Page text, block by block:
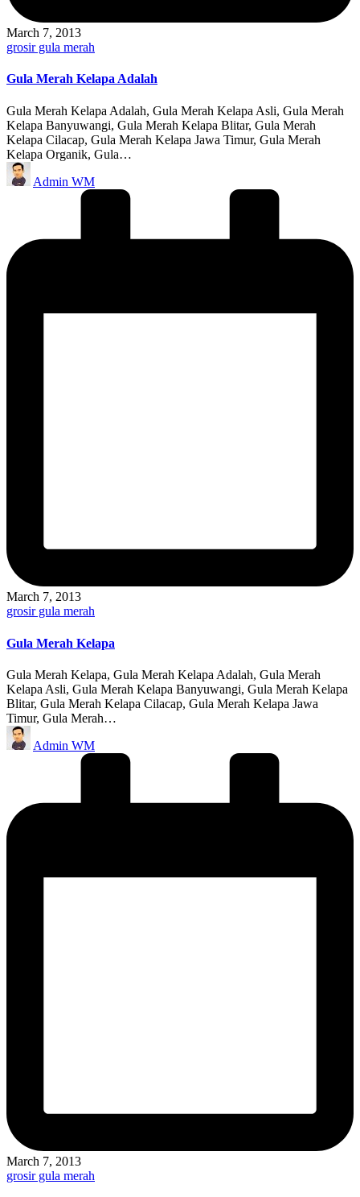
March 7, 2013
Posted
grosir gula merah
Gula Merah Kelapa Adalah
Gula Merah Kelapa Adalah, Gula Merah Kelapa Asli, Gula Merah
Kelapa Banyuwangi, Gula Merah Kelapa Blitar, Gula Merah
Kelapa Cilacap, Gula Merah Kelapa Jawa Timur, Gula Merah
Kelapa Organik, Gula…
Posted
by
Admin WM
March 7, 2013
Posted
grosir gula merah
Gula Merah Kelapa
Gula Merah Kelapa, Gula Merah Kelapa Adalah, Gula Merah
Kelapa Asli, Gula Merah Kelapa Banyuwangi, Gula Merah Kelapa
Blitar, Gula Merah Kelapa Cilacap, Gula Merah Kelapa Jawa
Timur, Gula Merah…
Posted
by
Admin WM
March 7, 2013
Posted
grosir gula merah